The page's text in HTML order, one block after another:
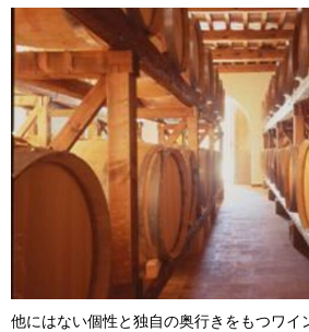
他にはない個性と独自の奥行きをもつワイ